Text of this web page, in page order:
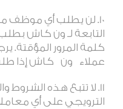
لن يطلب أي موظف
التابعة لـ ون كاش
كلمة المرور المؤقتة.
عملاء ون كاش إذا
لا تتبع هذه الشروط
الترويجي على أي